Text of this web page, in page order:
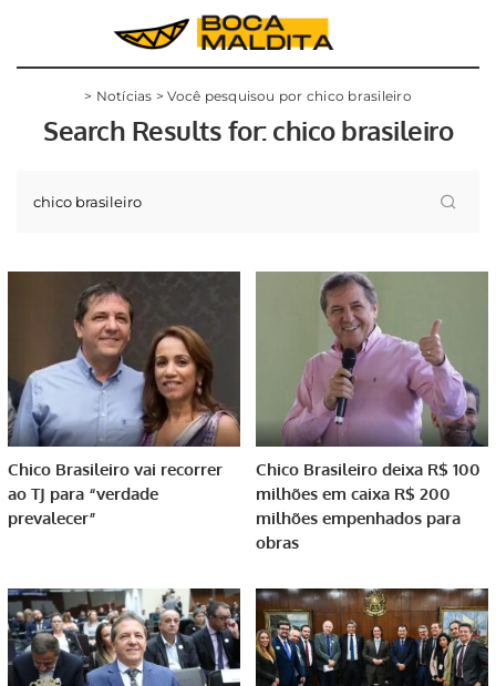
> Notícias >Você pesquisou por chico brasileiro
Search Results for:chico brasileiro
Chico Brasileiro vai recorrer
ao TJ para “verdade
prevalecer”
Chico Brasileiro deixa R$ 100
milhões em caixa R$ 200
milhões empenhados para
obras